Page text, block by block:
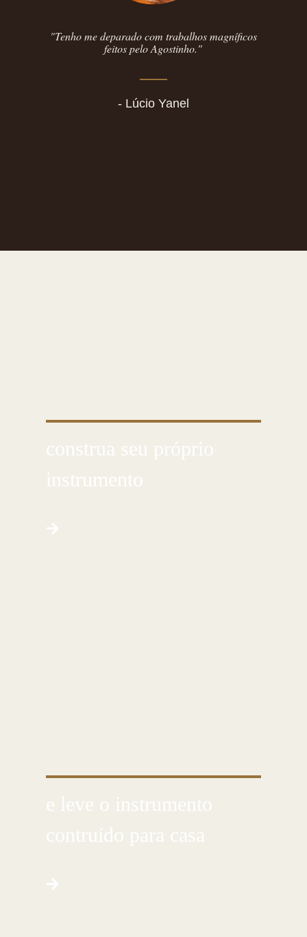
"Tenho me deparado com trabalhos magníficos
feitos pelo Agostinho."
- Lúcio Yanel
construa seu próprio
instrumento
e leve o instrumento
contruído para casa